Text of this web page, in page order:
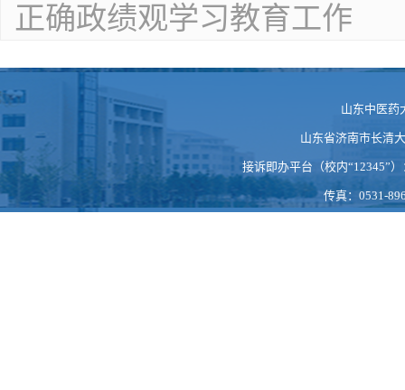
正确政绩观学习教育工作
山东中医药
山东省济南市长清
接诉即办平台（校内“12345”
传真：0531-